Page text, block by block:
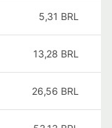
5,31 BRL
13,28 BRL
26,56 BRL